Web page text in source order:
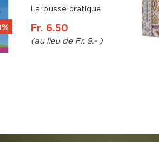
Larousse pratique
Fr. 6.50
Fr. 9.-